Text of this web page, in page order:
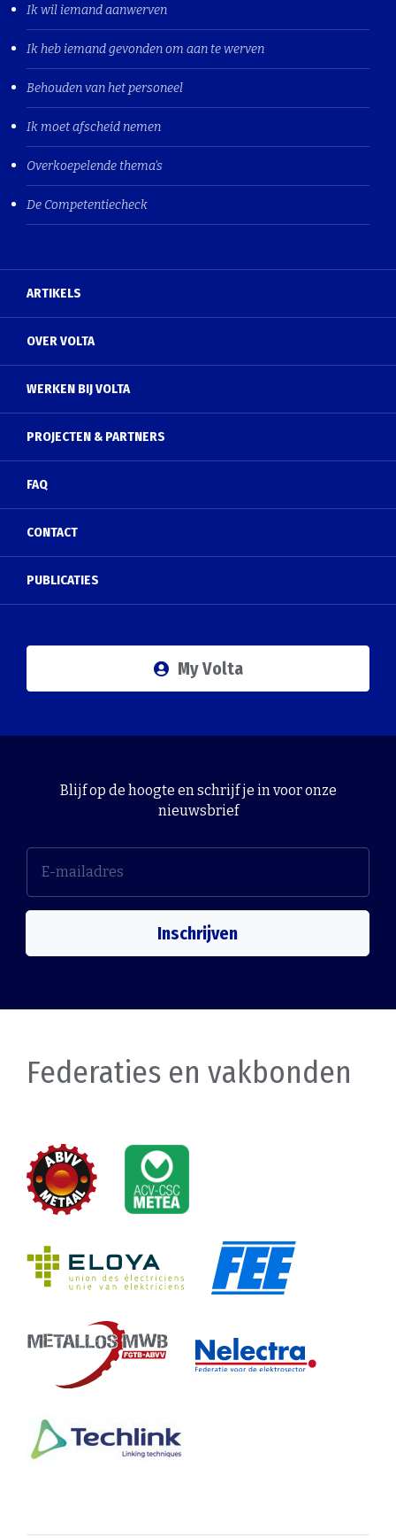
Ik wil iemand aanwerven
Ik heb iemand gevonden om aan te werven
Behouden van het personeel
Ik moet afscheid nemen
Overkoepelende thema's
De Competentiecheck
ARTIKELS
OVER VOLTA
WERKEN BIJ VOLTA
PROJECTEN & PARTNERS
FAQ
CONTACT
PUBLICATIES
My Volta
Blijf op de hoogte en schrijf je in voor onze
nieuwsbrief
Inschrijven
Federaties en vakbonden